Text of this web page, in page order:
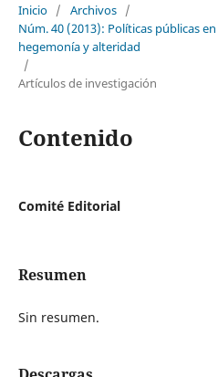
Inicio / Archivos /
Núm. 40 (2013): Políticas públicas
hegemonía y alteridad
/
Artículos de investigación
Contenido
Comité Editorial
Resumen
Sin resumen.